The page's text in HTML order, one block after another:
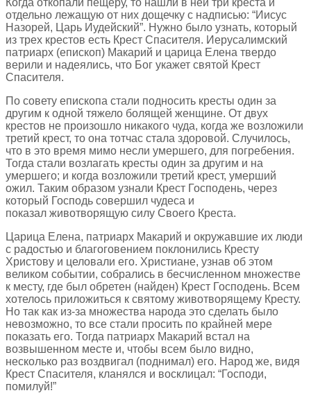
отдельно лежащую от них дощечку с надписью: “Иисус
Назорей, Царь Иудейский”. Нужно было узнать, который
из трех крестов есть Крест Спасителя. Иерусалимский
патриарх (епископ) Макарий и царица Елена твердо
верили и надеялись, что Бог укажет святой Крест
Спасителя.
По совету епископа стали подносить кресты один за
другим к одной тяжело болящей женщине. От двух
крестов не произошло никакого чуда, когда же возложили
третий крест, то она тотчас стала здоровой. Случилось,
что в это время мимо несли умершего, для погребения.
Тогда стали возлагать кресты один за другим и на
умершего; и когда возложили третий крест, умерший
ожил. Таким образом узнали Крест Господень, через
который Господь совершил чудеса и
показал животворящую силу Своего Креста.
Царица Елена, патриарх Макарий и окружавшие их люди
с радостью и благоговением поклонились Кресту
Христову и целовали его. Христиане, узнав об этом
великом событии, собрались в бесчисленном множестве
к месту, где был обретен (найден) Крест Господень. Всем
хотелось приложиться к святому животворящему Кресту.
Но так как из-за множества народа это сделать было
невозможно, то все стали просить по крайней мере
показать его. Тогда патриарх Макарий встал на
возвышенном месте и, чтобы всем было видно,
несколько раз воздвигал (поднимал) его. Народ же, видя
Крест Спасителя, кланялся и восклицал: “Господи,
помилуй!”